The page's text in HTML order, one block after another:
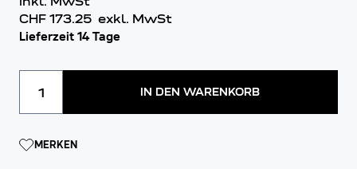
CHF 173.25 exkl. MwSt
Lieferzeit 14 Tage
IN DEN WARENKORB
MERKEN